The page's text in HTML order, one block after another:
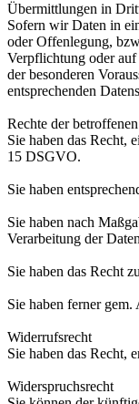
Übermittlungen in
Sofern wir Daten in
oder Offenlegung,
Verpflichtung oder auf
der besonderen
entsprechenden
Rechte der
Sie haben das Recht,
15 DSGVO.
Sie haben
Sie haben nach
Verarbeitung der
Sie haben das Recht
Sie haben ferner
Widerrufsrecht
Sie haben das
Widerspruchsrecht